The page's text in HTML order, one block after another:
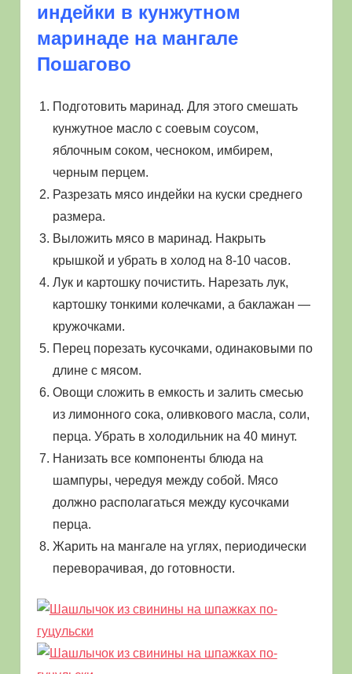
индейки в кунжутном
маринаде на мангале
Пошагово
Подготовить маринад. Для этого смешать
кунжутное масло с соевым соусом,
яблочным соком, чесноком, имбирем,
черным перцем.
Разрезать мясо индейки на куски среднего
размера.
Выложить мясо в маринад. Накрыть
крышкой и убрать в холод на 8-10 часов.
Лук и картошку почистить. Нарезать лук,
картошку тонкими колечками, а баклажан —
кружочками.
Перец порезать кусочками, одинаковыми по
длине с мясом.
Овощи сложить в емкость и залить смесью
из лимонного сока, оливкового масла, соли,
перца. Убрать в холодильник на 40 минут.
Нанизать все компоненты блюда на
шампуры, чередуя между собой. Мясо
должно располагаться между кусочками
перца.
Жарить на мангале на углях, периодически
переворачивая, до готовности.